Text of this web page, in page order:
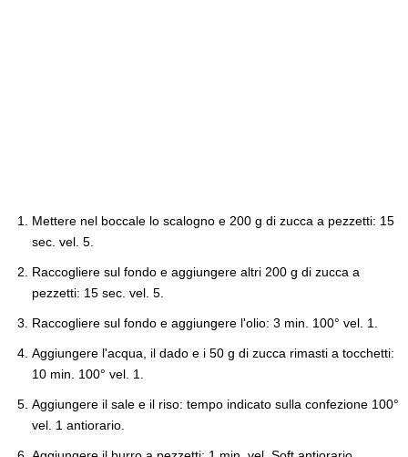
Mettere nel boccale lo scalogno e 200 g di zucca a pezzetti: 15
sec. vel. 5.
Raccogliere sul fondo e aggiungere altri 200 g di zucca a
pezzetti: 15 sec. vel. 5.
Raccogliere sul fondo e aggiungere l'olio: 3 min. 100° vel. 1.
Aggiungere l'acqua, il dado e i 50 g di zucca rimasti a tocchetti:
10 min. 100° vel. 1.
Aggiungere il sale e il riso: tempo indicato sulla confezione 100°
vel. 1 antiorario.